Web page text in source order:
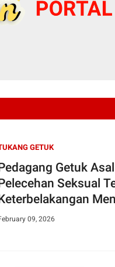
GETUK
Getuk
Seksual
09, 2026